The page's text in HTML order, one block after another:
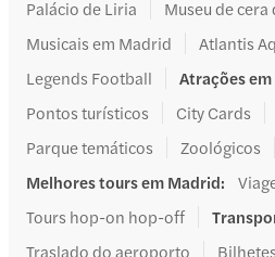
Palácio de Liria
Museu de
Musicais em Madrid
Atlantis
Legends Football
Atrações
Pontos turísticos
City Cards
Parque temáticos
Zoológicos
Melhores tours em Madrid:
Tours hop-on hop-off
Traslado do aeroporto